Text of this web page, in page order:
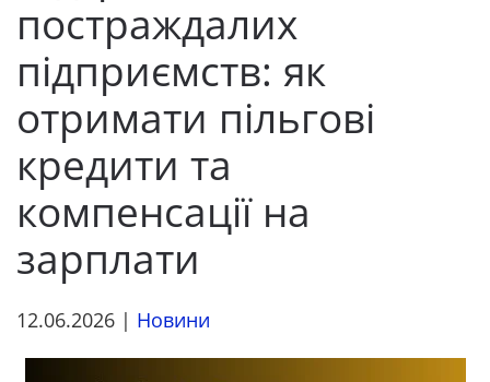
постраждалих
підприємств: як
отримати пільгові
кредити та
компенсації на
зарплати
12.06.2026 | Новини